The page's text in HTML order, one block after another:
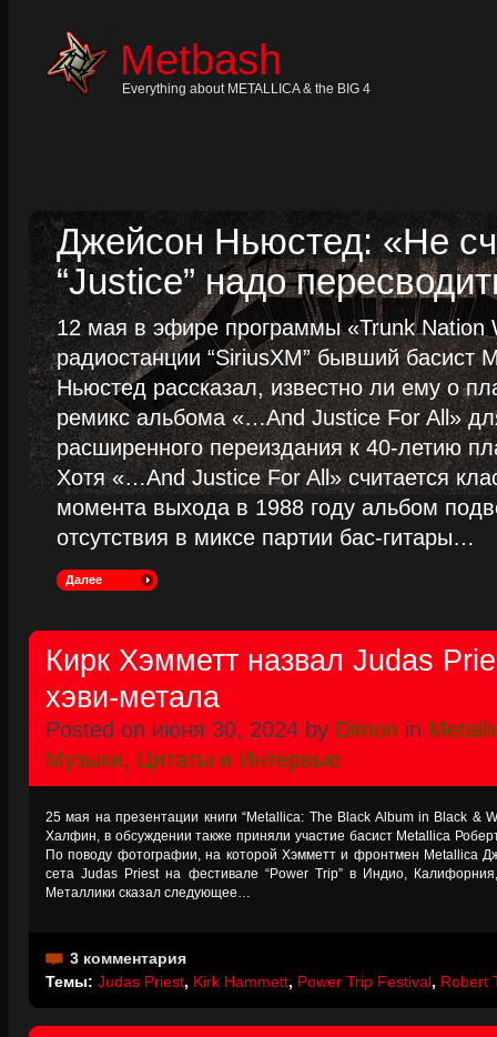
Metbash
Everything about METALLICA & the BIG 4
Джейсон Ньюстед: «Не
“Justice” надо
12 мая в эфире программы «Trunk Nation
радиостанции “SiriusXM” бывший басист
Ньюстед рассказал, известно ли ему о
ремикс альбома «…And Justice For All»
расширенного переиздания к 40-летию
Хотя «…And Justice For All» считается
момента выхода в 1988 году альбом
отсутствия в миксе партии бас-гитары…
Далее
Кирк Хэмметт назвал Judas
хэви-метала
Posted on июня 30, 2024 by Dimon in
Музыки, Цитаты и Интервью
25 мая на презентации книги “Metallica: The Black Album in Black &
Халфин, в обсуждении также приняли участие басист Metallica
По поводу фотографии, на которой Хэмметт и фронтмен Metallica
сета Judas Priest на фестивале “Power Trip” в Индио,
Металлики сказал следующее…
3 комментария
Темы: Judas Priest, Kirk Hammett, Power Trip Festival, Robert